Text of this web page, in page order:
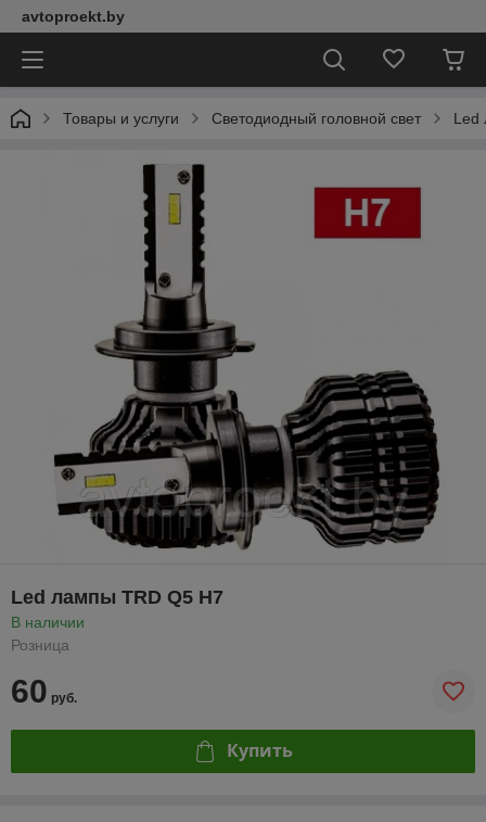
avtoproekt.by
Товары и услуги Светодиодный головной свет Led
Led лампы TRD Q5 H7
В наличии
Розница
60 руб.
Купить